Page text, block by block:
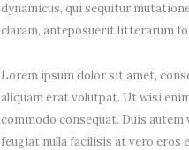
dynamicus, qui sequitur
claram, anteposuerit litterarum
Lorem ipsum dolor sit amet,
aliquam erat volutpat. Ut wisi
commodo consequat. Duis
feugiat nulla facilisis at vero eros